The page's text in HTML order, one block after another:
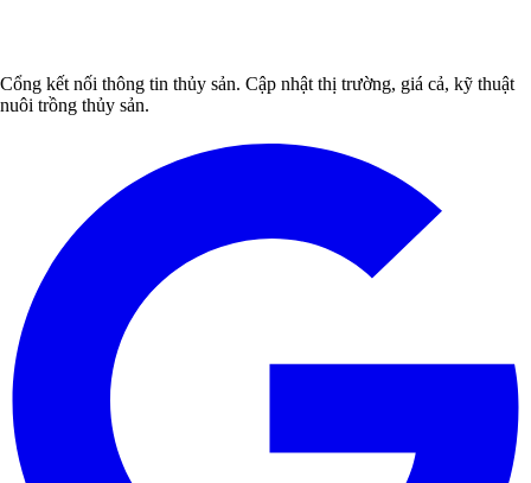
Cổng kết nối thông tin thủy sản. Cập nhật thị trường, giá cả, kỹ thuật
nuôi trồng thủy sản.